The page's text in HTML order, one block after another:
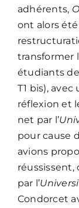
adhérents,
ont alors
transformer
étudiants
T1 bis),
réflexion et
net par l’
pour cause
avions
par l’
Condorcet